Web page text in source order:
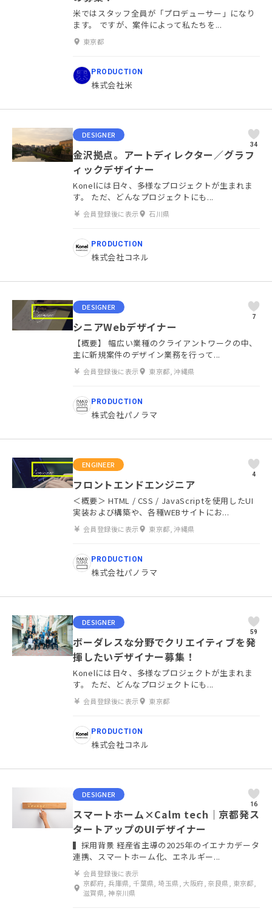
米ではスタッフ全員が「プロデューサー」になり
ます。 ですが、案件によって私たちを...
東京都
PRODUCTION
株式会社米
DESIGNER
34
金沢拠点。アートディレクター／グラフ
ィックデザイナー
Konelには日々、多様なプロジェクトが生まれま
す。 ただ、どんなプロジェクトにも...
会員登録後に表示 石川県
PRODUCTION
株式会社コネル
DESIGNER
7
シニアWebデザイナー
【概要】 幅広い業種のクライアントワークの中、
主に新規案件のデザイン業務を行って...
会員登録後に表示 東京都, 沖縄県
PRODUCTION
株式会社パノラマ
ENGINEER
4
フロントエンドエンジニア
＜概要＞ HTML / CSS / JavaScriptを使用したUI
実装および構築や、各種WEBサイトにお...
会員登録後に表示 東京都, 沖縄県
PRODUCTION
株式会社パノラマ
DESIGNER
59
ボーダレスな分野でクリエイティブを発
揮したいデザイナー募集！
Konelには日々、多様なプロジェクトが生まれま
す。 ただ、どんなプロジェクトにも...
会員登録後に表示 東京都
PRODUCTION
株式会社コネル
DESIGNER
16
スマートホーム×Calm tech｜京都発ス
タートアップのUIデザイナー
▍採用背景 経産省主導の2025年のイエナカデータ
連携、スマートホーム化、エネルギー...
会員登録後に表示
京都府, 兵庫県, 千葉県, 埼玉県, 大阪府, 奈良県, 東京都,
滋賀県, 神奈川県